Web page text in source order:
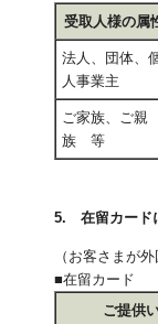
受取人様の属
法人、団体、
人事業主
ご家族、ご親
族 等
5. 在留カード
（お客さまが
■在留カード
ご提供